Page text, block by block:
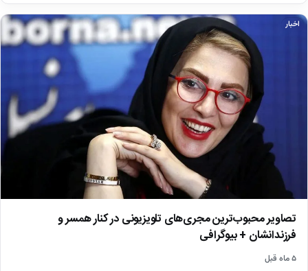
اخبار
تصاویر محبوب‌ترین مجری‌های تلویزیونی در کنار همسر و
فرزندانشان + بیوگرافی
۵ ماه قبل